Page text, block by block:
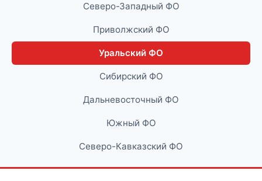
Северо-Западный ФО
Приволжский ФО
Уральский ФО
Сибирский ФО
Дальневосточный ФО
Южный ФО
Северо-Кавказский ФО